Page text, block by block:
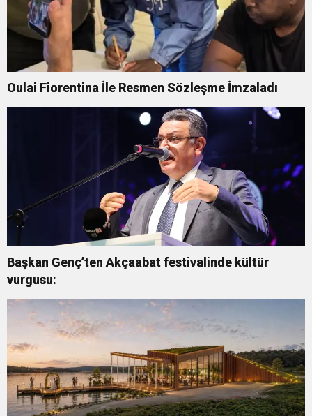
Oulai Fiorentina İle Resmen Sözleşme İmzaladı
Başkan Genç’ten Akçaabat festivalinde kültür
vurgusu: